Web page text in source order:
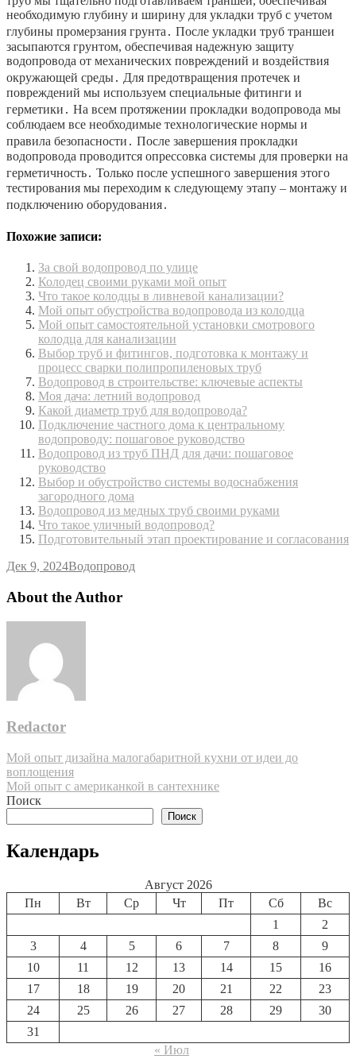
необходимую глубину и ширину для укладки труб с учетом
глубины промерзания грунта․ После укладки труб траншеи
засыпаются грунтом, обеспечивая надежную защиту
водопровода от механических повреждений и воздействия
окружающей среды․ Для предотвращения протечек и
повреждений мы используем специальные фитинги и
герметики․ На всем протяжении прокладки водопровода мы
соблюдаем все необходимые технологические нормы и
правила безопасности․ После завершения прокладки
водопровода проводится опрессовка системы для проверки на
герметичность․ Только после успешного завершения этого
тестирования мы переходим к следующему этапу – монтажу и
подключению оборудования․
Похожие записи:
За свой водопровод по улице
Колодец своими руками мой опыт
Что такое колодцы в ливневой канализации?
Мой опыт обустройства водопровода из колодца
Мой опыт самостоятельной установки смотрового
колодца для канализации
Выбор труб и фитингов, подготовка к монтажу и
процесс сварки полипропиленовых труб
Водопровод в строительстве: ключевые аспекты
Моя дача: летний водопровод
Какой диаметр труб для водопровода?
Подключение частного дома к центральному
водопроводу: пошаговое руководство
Водопровод из труб ПНД для дачи: пошаговое
руководство
Выбор и обустройство системы водоснабжения
загородного дома
Водопровод из медных труб своими руками
Что такое уличный водопровод?
Подготовительный этап проектирование и согласования
Дек 9, 2024Водопровод
About the Author
Redactor
Навигация
по
записям
Мой опыт дизайна малогабаритной кухни от идеи до
воплощения
Мой опыт с американкой в сантехнике
Поиск
Поиск
Календарь
Август 2026
Пн
Вт Ср Чт Пт Сб
Вс
1
2
3
4 5 6 7 8
9
10
11 12 13 14 15
16
17
18 19 20 21 22
23
24
25 26 27 28 29
30
31
« Июл